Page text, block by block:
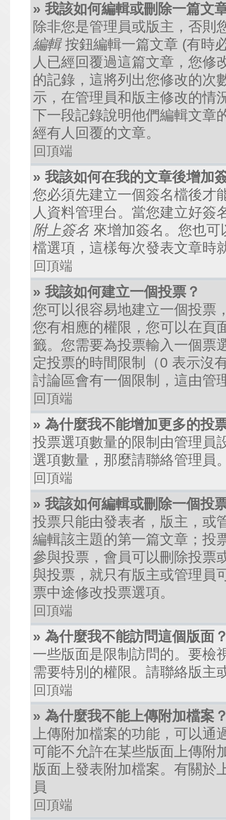
» 我該如何編輯或刪除一篇文
除非您是管理員或版主，否則
編輯按鈕編輯一篇文章 (有時
人已經回覆過這篇文章，您修
的記錄，這將列出您修改的次
示，在管理員和版主修改的情
下一段記錄說明他們編輯文章
經有人回覆的文章。
回頂端
» 我該如何在我的文章後增加
您必須先建立一個簽名檔後才
人資料管理台。當您建立好簽
附上簽名 來增加簽名。您也
檔選項，這樣每次發表文章時
回頂端
» 我該如何建立一個投票？
您可以很容易地建立一個投票
您有相應的權限，您可以在頁
籤。您需要為投票輸入一個票
定投票的時間限制（0 表示沒
討論區會有一個限制，這由管
回頂端
» 為什麼我不能增加更多的投
投票選項數量的限制由管理員
選項數量，那麼請聯絡管理員
回頂端
» 我該如何編輯或刪除一個投
投票只能由發表者，版主，或
編輯該主題的第一篇文章；投
參與投票，會員可以刪除投票
與投票，就只有版主或管理員
票中途修改投票選項。
回頂端
» 為什麼我不能訪問這個版面
一些版面是限制訪問的。要檢
需要特別的權限。請聯絡版主
回頂端
» 為什麼我不能上傳附加檔案
上傳附加檔案的功能，可以
可能不允許在某些版面上傳附
版面上發表附加檔案。有關於
員
回頂端